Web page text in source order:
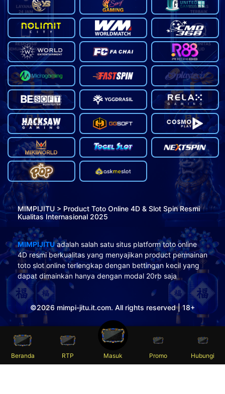
MIMPIJITU > Product Toto Online 4D & Slot Spin Resmi
Kualitas Internasional 2025
MIMPIJITUadalah salah satu situs platform toto online
4D resmi berkualitas yang menyajikan product permainan
toto slot online terlengkap dengan bettingan kecil yang
dapat dimainkan hanya dengan modal 20rb saja
©2026 mimpi-jitu.it.com. All rights reserved | 18+
Beranda RTP Masuk Promo Hubungi